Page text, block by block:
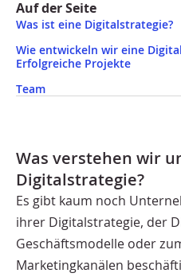
Auf der Seite
Was ist eine Digitalstrategie?
Wie entwickeln wir eine
Erfolgreiche Projekte
Team
Was verstehen wir
Digitalstrategie?​​
Es gibt kaum noch
ihrer Digitalstrategie, der
Geschäftsmodelle oder
Marketingkanälen